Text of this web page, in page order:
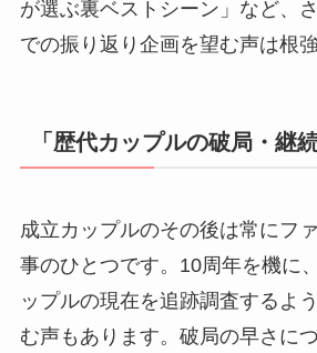
が選ぶ裏ベストシーン」など、
での振り返り企画を望む声は根
「歴代カップルの破局・継
成立カップルのその後は常にフ
事のひとつです。10周年を機に
ップルの現在を追跡調査するよ
む声もあります。破局の早さに